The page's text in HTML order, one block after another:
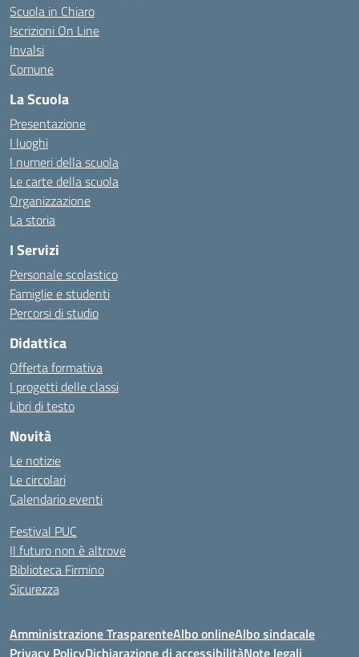
Scuola in Chiaro
Iscrizioni On Line
Invalsi
Comune
La Scuola
Presentazione
I luoghi
I numeri della scuola
Le carte della scuola
Organizzazione
La storia
I Servizi
Personale scolastico
Famiglie e studenti
Percorsi di studio
Didattica
Offerta formativa
I progetti delle classi
Libri di testo
Novità
Le notizie
Le circolari
Calendario eventi
Festival PUC
Il futuro non è altrove
Biblioteca Firmino
Sicurezza
Amministrazione TrasparenteAlbo onlineAlbo sindacale
Privacy PolicyDichiarazione di accessibilitàNote legali